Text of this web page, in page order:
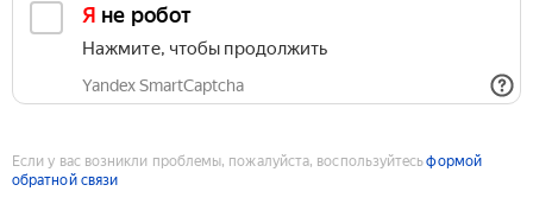
Я не робот
Нажмите, чтобы продолжить
Yandex SmartCaptcha
Если у вас возникли проблемы, пожалуйста, воспользуйтесьформой
обратной связи